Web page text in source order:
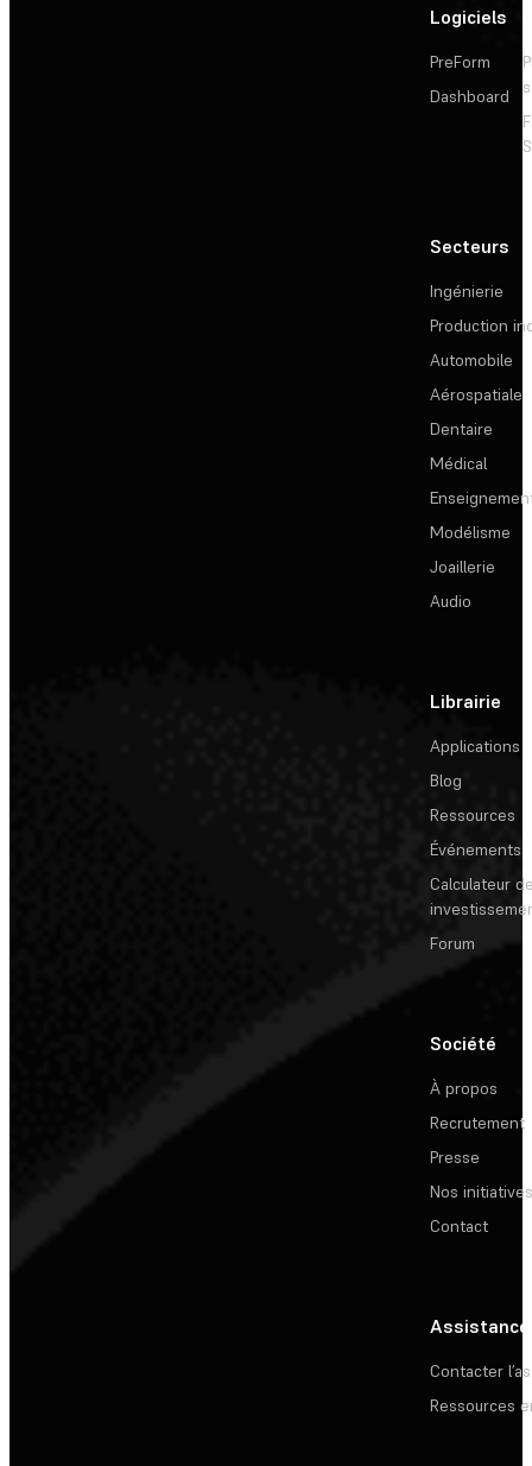
Logiciels
PreForm
Dashboard
Secteurs
Ingénierie
Production
Automobile
Aérospatiale
Dentaire
Médical
Modélisme
Joaillerie
Audio
Librairie
Applications
Blog
Ressources
Événements
Calculateur
Forum
Société
À propos
Recrutement
Presse
Nos initiatives
Contact
Assistance
Contacter
Ressources